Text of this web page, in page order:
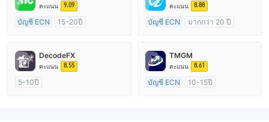
คะแนน 9.09
บัญชี ECN
15-20ปี
ใบอนุญาต MT4 แบบเต็ม
คะแนน 8.88
บัญชี ECN
มากกว่า 20 ปี
ใบอนุญาต MT4 แบบเต็ม
DecodeFX
คะแนน 8.55
5-10ปี
TMGM
คะแนน 8.61
บัญชี ECN
10-15ปี